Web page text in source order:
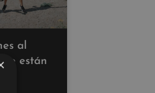
al
están